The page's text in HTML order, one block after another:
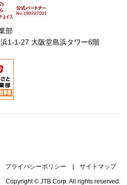
部
1-1-27 大阪堂島浜タワー6階
プライバシーポリシー | サイトマップ
Copyright © JTB Corp. All rights reserved.